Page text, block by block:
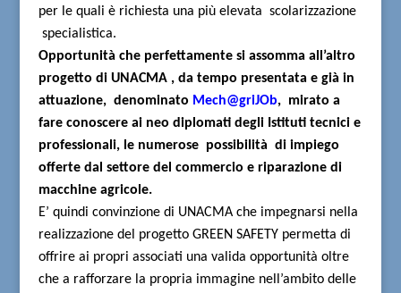
per le quali è richiesta una più elevata scolarizzazione
specialistica.
Opportunità che perfettamente si assomma all’altro
progetto di UNACMA , da tempo presentata e già in
attuazione, denominato Mech@griJOb, mirato a
fare conoscere ai neo diplomati degli Istituti tecnici e
professionali, le numerose possibilità di impiego
offerte dal settore del commercio e riparazione di
macchine agricole.
E’ quindi convinzione di UNACMA che impegnarsi nella
realizzazione del progetto GREEN SAFETY permetta di
offrire ai propri associati una valida opportunità oltre
che a rafforzare la propria immagine nell’ambito delle